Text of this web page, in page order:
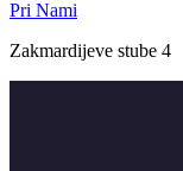
Pri Nami
Zakmardijeve stube 4